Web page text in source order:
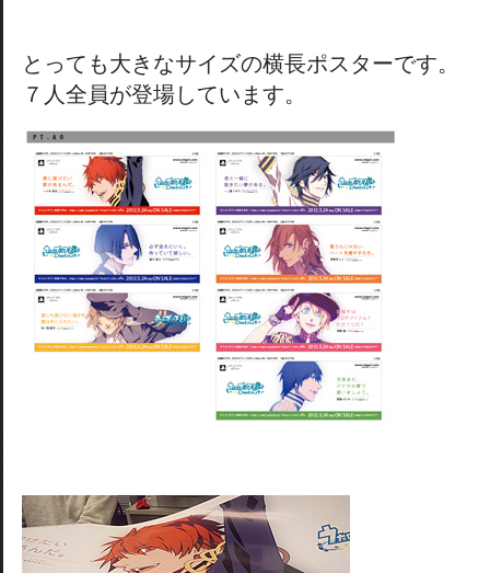
とっても大きなサイズの横長ポスターです。
７人全員が登場しています。